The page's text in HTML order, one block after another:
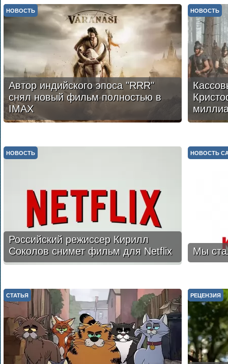
Автор индийского эпоса "RRR"
снял новый фильм полностью в
IMAX
НОВОСТЬ НОВОСТЬ
Российский режиссер Кирилл
Соколов снимет фильм для Netflix
НОВОСТЬ
Мы
НОВОСТЬ
СТАТЬЯ РЕЦЕНЗИЯ